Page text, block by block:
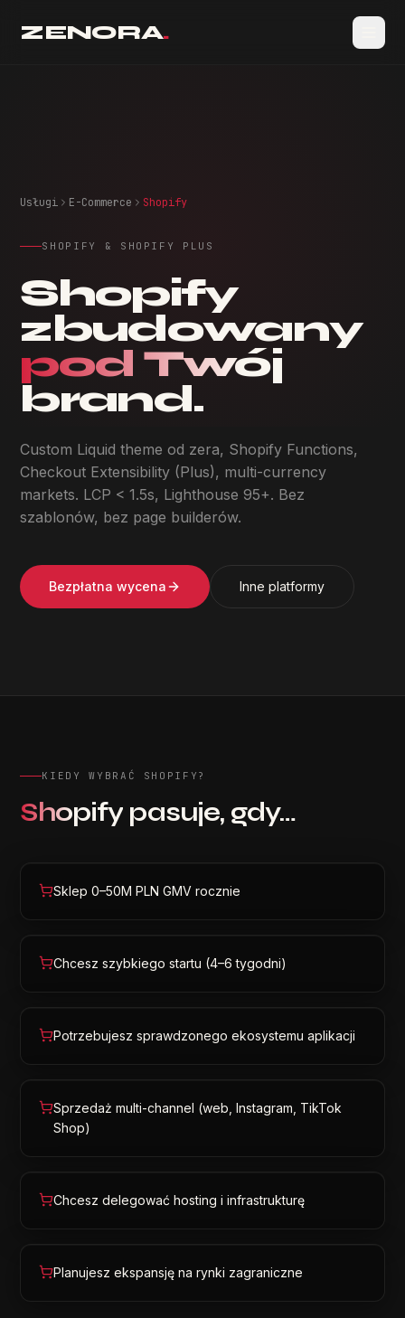
ZENORA.
Usługi E-Commerce Shopify
SHOPIFY & SHOPIFY PLUS
Shopify
zbudowany
pod Twój
brand.
Custom Liquid theme od zera, Shopify Functions,
Checkout Extensibility (Plus), multi-currency
markets. LCP < 1.5s, Lighthouse 95+. Bez
szablonów, bez page builderów.
Bezpłatna wycena Inne platformy
KIEDY WYBRAĆ SHOPIFY?
Shopify pasuje, gdy…
Sklep 0–50M PLN GMV rocznie
Chcesz szybkiego startu (4–6 tygodni)
Potrzebujesz sprawdzonego ekosystemu aplikacji
Sprzedaż multi-channel (web, Instagram, TikTok
Shop)
Chcesz delegować hosting i infrastrukturę
Planujesz ekspansję na rynki zagraniczne